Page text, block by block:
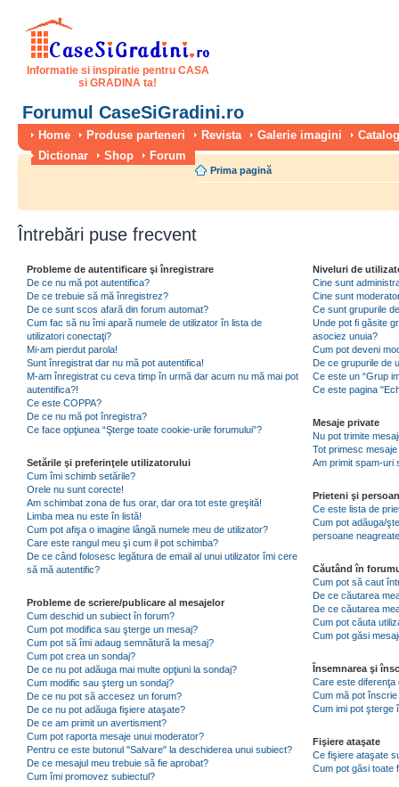
Informatie si inspiratie pentru CASA
si GRADINA ta!
Forumul CaseSiGradini.ro
Home Produse parteneri Revista Galerie imagini
Dictionar
Shop Forum
Prima pagină
Întrebări puse frecvent
Probleme de autentificare şi înregistrare
De ce nu mă pot autentifica?
De ce trebuie să mă înregistrez?
De ce sunt scos afară din forum automat?
Cum fac să nu îmi apară numele de utilizator în lista de
utilizatori conectaţi?
Mi-am pierdut parola!
Sunt înregistrat dar nu mă pot autentifica!
M-am înregistrat cu ceva timp în urmă dar acum nu mă mai pot
autentifica?!
Ce este COPPA?
De ce nu mă pot înregistra?
Ce face opţiunea “Şterge toate cookie-urile forumului”?
Setările şi preferinţele utilizatorului
Cum îmi schimb setările?
Orele nu sunt corecte!
Am schimbat zona de fus orar, dar ora tot este greşită!
Limba mea nu este în listă!
Cum pot afişa o imagine lângă numele meu de utilizator?
Care este rangul meu şi cum il pot schimba?
De ce când folosesc legătura de email al unui utilizator îmi cere
să mă autentific?
Probleme de scriere/publicare al mesajelor
Cum deschid un subiect în forum?
Cum pot modifica sau şterge un mesaj?
Cum pot să îmi adaug semnătură la mesaj?
Cum pot crea un sondaj?
De ce nu pot adăuga mai multe opţiuni la sondaj?
Cum modific sau şterg un sondaj?
De ce nu pot să accesez un forum?
De ce nu pot adăuga fişiere ataşate?
De ce am primit un avertisment?
Cum pot raporta mesaje unui moderator?
Pentru ce este butonul "Salvare" la deschiderea unui subiect?
De ce mesajul meu trebuie să fie aprobat?
Cum îmi promovez subiectul?
Niveluri de
Cine sunt
Cine sunt
Ce sunt grupurile
Unde pot fi găsite
asociez unuia?
Cum pot deveni
De ce grupurile de
Ce este un “Grup
Ce este pagina
Mesaje private
Nu pot trimite
Tot primesc
Am primit spam-uri
Prieteni şi
Ce este lista de
Cum pot adăuga/
persoane
Căutând în
Cum pot să caut
De ce căutarea
De ce căutarea
Cum pot căuta
Cum pot găsi
Însemnarea şi
Care este
Cum mă pot
Cum imi pot şterge
Fişiere ataşate
Ce fişiere ataşate
Cum pot găsi toate